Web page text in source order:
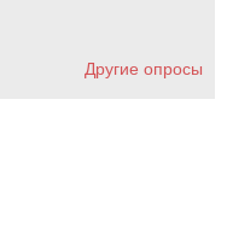
Другие опросы